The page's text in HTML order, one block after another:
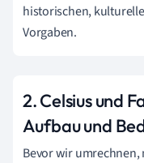
historischen,
Vorgaben.
2. Celsius und
Aufbau und
Bevor wir umrechnen,